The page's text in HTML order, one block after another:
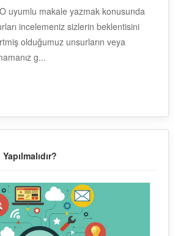
uyumlu makale yazmak konusunda
incelemeniz sizlerin beklentisini
olduğumuz unsurların veya
g...